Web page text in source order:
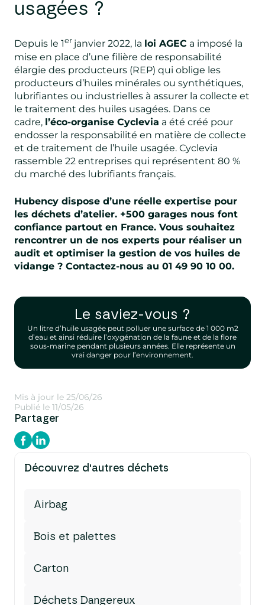
usagées ?
Depuis le 1er janvier 2022, la loi AGEC a imposé la
mise en place d’une filière de responsabilité
élargie des producteurs (REP) qui oblige les
producteurs d’huiles minérales ou synthétiques,
lubrifiantes ou industrielles à assurer la collecte et
le traitement des huiles usagées. Dans ce
cadre, l’éco-organise Cyclevia a été créé pour
endosser la responsabilité en matière de collecte
et de traitement de l’huile usagée. Cyclevia
rassemble 22 entreprises qui représentent 80 %
du marché des lubrifiants français.
Hubency dispose d’une réelle expertise pour
les déchets d’atelier. +500 garages nous font
confiance partout en France. Vous souhaitez
rencontrer un de nos experts pour réaliser un
audit et optimiser la gestion de vos huiles de
vidange ? Contactez-nous au 01 49 90 10 00.
Le saviez-vous ?
Un litre d’huile usagée peut polluer une surface de 1 000 m2
d’eau et ainsi réduire l’oxygénation de la faune et de la flore
sous-marine pendant plusieurs années. Elle représente un
vrai danger pour l’environnement.
Mis à jour le 25/06/26
Publié le 11/05/26
Partager
Découvrez d'autres déchets
Airbag
Bois et palettes
Carton
Déchets Dangereux